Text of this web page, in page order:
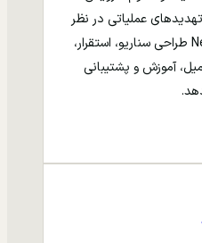
تهدیدهای عملیاتی در نظر
گرفته شده است. NeorFava طراحی سناریو، استقرار،
آموزش و پشتیبانی